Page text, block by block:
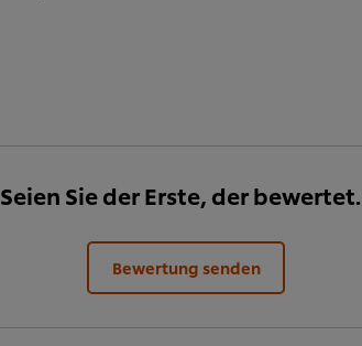
Seien Sie der Erste, der bewertet.
Bewertung senden